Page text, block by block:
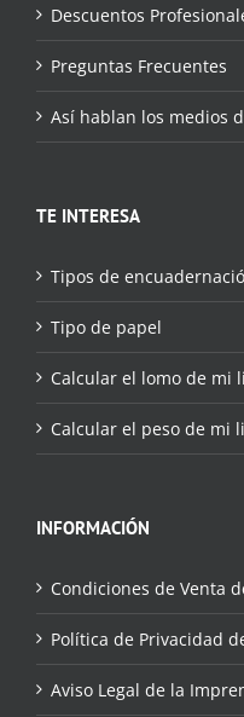
Descuentos
Preguntas Frecuentes
Así hablan los medios
TE INTERESA
Tipos de
Tipo de papel
Calcular el lomo de mi
Calcular el peso de mi
INFORMACIÓN
Condiciones de Venta
Política de Privacidad
Aviso Legal de la